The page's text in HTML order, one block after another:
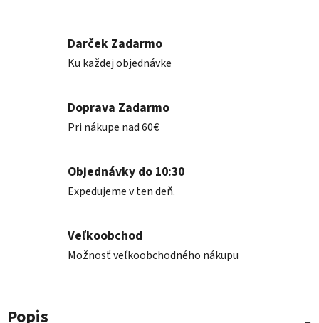
Darček Zadarmo
Ku každej objednávke
Doprava Zadarmo
Pri nákupe nad 60€
Objednávky do 10:30
Expedujeme v ten deň.
Veľkoobchod
Možnosť veľkoobchodného nákupu
Popis